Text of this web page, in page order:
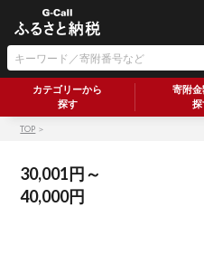
カテゴリーから
探す
寄附金
探
TOP ＞
30,001円～
40,000円